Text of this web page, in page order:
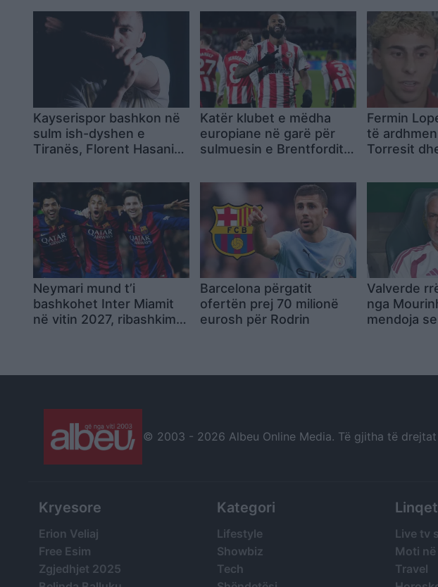
Kayserispor bashkon në
sulm ish-dyshen e
Tiranës, Florent Hasani
Katër klubet e mëdha
europiane në garë për
sulmuesin e Brentfordit,
Fermin
të
Torresit
Neymari mund t’i
bashkohet Inter Miamit
në vitin 2027, ribashkim i
Barcelona përgatit
ofertën prej 70 milionë
eurosh për Rodrin
Valverde
nga
mendoja
© 2003 - 2026 Albeu Online Media. Të gjitha të
Kryesore
Erion Veliaj
Free Esim
Zgjedhjet 2025
Kategori
Lifestyle
Showbiz
Tech
Linqet
Live tv
Moti
Travel